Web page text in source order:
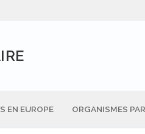
EN EUROPE ORGANISMES